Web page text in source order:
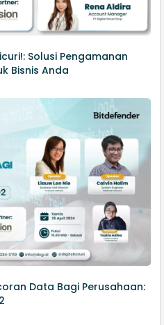
Solusi Pengamanan
Bisnis Anda
Data Bagi Perusahaan: